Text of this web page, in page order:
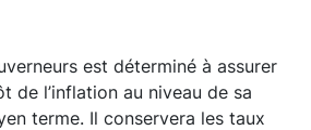
est déterminé à assurer
de l’inflation au niveau de sa
terme. Il conservera les taux